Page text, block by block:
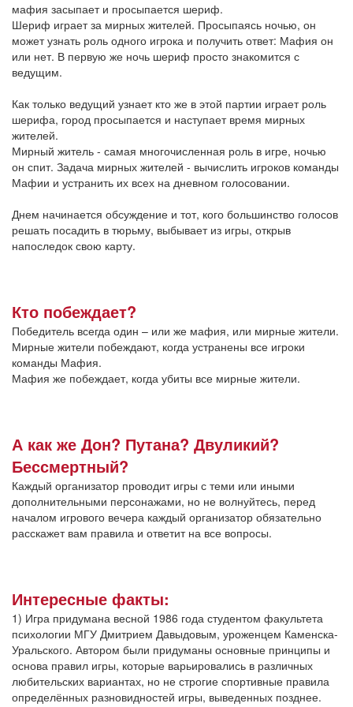
мафия засыпает и просыпается шериф.
Шериф играет за мирных жителей. Просыпаясь ночью, он
может узнать роль одного игрока и получить ответ: Мафия он
или нет. В первую же ночь шериф просто знакомится с
ведущим.
Как только ведущий узнает кто же в этой партии играет роль
шерифа, город просыпается и наступает время мирных
жителей.
Мирный житель - самая многочисленная роль в игре, ночью
он спит. Задача мирных жителей - вычислить игроков команды
Мафии и устранить их всех на дневном голосовании.
Днем начинается обсуждение и тот, кого большинство голосов
решать посадить в тюрьму, выбывает из игры, открыв
напоследок свою карту.
Кто побеждает?
Победитель всегда один – или же мафия, или мирные жители.
Мирные жители побеждают, когда устранены все игроки
команды Мафия.
Мафия же побеждает, когда убиты все мирные жители.
А как же Дон? Путана? Двуликий?
Бессмертный?
Каждый организатор проводит игры с теми или иными
дополнительными персонажами, но не волнуйтесь, перед
началом игрового вечера каждый организатор обязательно
расскажет вам правила и ответит на все вопросы.
Интересные факты:
1) Игра придумана весной 1986 года студентом факультета
психологии МГУ Дмитрием Давыдовым, уроженцем Каменска-
Уральского. Автором были придуманы основные принципы и
основа правил игры, которые варьировались в различных
любительских вариантах, но не строгие спортивные правила
определённых разновидностей игры, выведенных позднее.